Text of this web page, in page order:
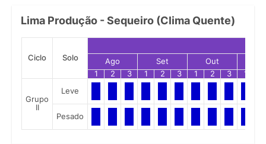
Lima Produção - Sequeiro (Clima Quente)
Ciclo Solo Ago Set Out
1
2 3 1 2 3 1 2 3 1
Grupo
II
Leve
Pesado